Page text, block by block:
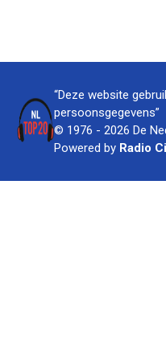
“Deze website
persoonsgegevens”
© 1976 - 2026 De
Powered by Radio